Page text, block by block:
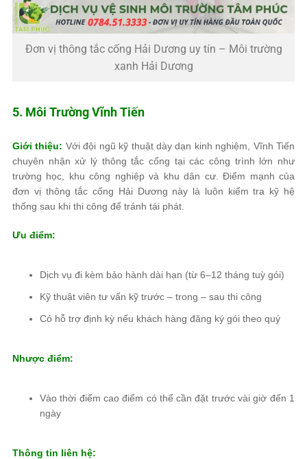
Đơn vị thông tắc cống Hải Dương uy tín – Môi trường
xanh Hải Dương
5. Môi Trường Vĩnh Tiến
Giới thiệu: Với đội ngũ kỹ thuật dày dạn kinh nghiệm, Vĩnh Tiến
chuyên nhận xử lý thông tắc cống tại các công trình lớn như
trường học, khu công nghiệp và khu dân cư. Điểm mạnh của
đơn vị thông tắc cống Hải Dương này là luôn kiểm tra kỹ hệ
thống sau khi thi công để tránh tái phát.
Ưu điểm:
Dịch vụ đi kèm bảo hành dài hạn (từ 6–12 tháng tuỳ gói)
Kỹ thuật viên tư vấn kỹ trước – trong – sau thi công
Có hỗ trợ định kỳ nếu khách hàng đăng ký gói theo quý
Nhược điểm:
Vào thời điểm cao điểm có thể cần đặt trước vài giờ đến 1
ngày
Thông tin liên hệ: